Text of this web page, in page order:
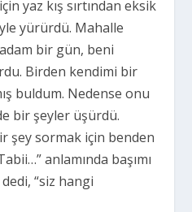
yaz kış sırtından eksik
yürürdü. Mahalle
bir gün, beni
Birden kendimi bir
buldum. Nedense onu
bir şeyler üşürdü.
şey sormak için benden
anlamında başımı
“siz hangi